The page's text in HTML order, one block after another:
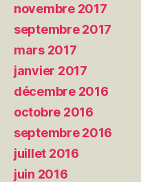
novembre 2017
septembre 2017
mars 2017
janvier 2017
décembre 2016
octobre 2016
septembre 2016
juillet 2016
juin 2016